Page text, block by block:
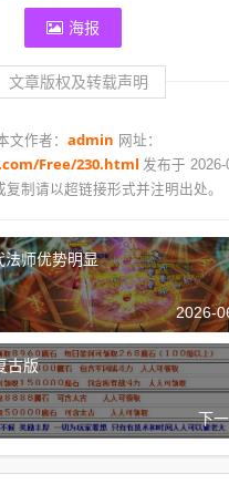
海报
文章版权及转载声明
文作者： admin 网址：
Free/230.html 发布于 2026-
复制请以超链接形式并注明出处。
师优势明显
2026-
古版
下